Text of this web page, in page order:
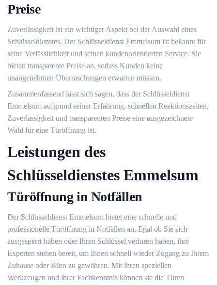
Preise
Zuverlässigkeit ist ein wichtiger Aspekt bei der Auswahl eines
Schlüsseldienstes.​ Der Schlüsseldienst Emmelsum ist bekannt für
seine Verlässlichkeit und seinen kundenorientierten Service.​ Sie
bieten transparente Preise an, sodass Kunden keine
unangenehmen Überraschungen erwarten müssen.​
Zusammenfassend lässt sich sagen, dass der Schlüsseldienst
Emmelsum aufgrund seiner Erfahrung, schnellen Reaktionszeiten,
Zuverlässigkeit und transparenten Preise eine ausgezeichnete
Wahl für eine Türöffnung ist.​
Leistungen des
Schlüsseldienstes Emmelsum
Türöffnung in Notfällen
Der Schlüsseldienst Emmelsum bietet eine schnelle und
professionelle Türöffnung in Notfällen an.​ Egal ob Sie sich
ausgesperrt haben oder Ihren Schlüssel verloren haben, ihre
Experten stehen bereit, um Ihnen schnell wieder Zugang zu Ihrem
Zuhause oder Büro zu gewähren.​ Mit ihren speziellen
Werkzeugen und ihrer Fachkenntnis können sie die Türen